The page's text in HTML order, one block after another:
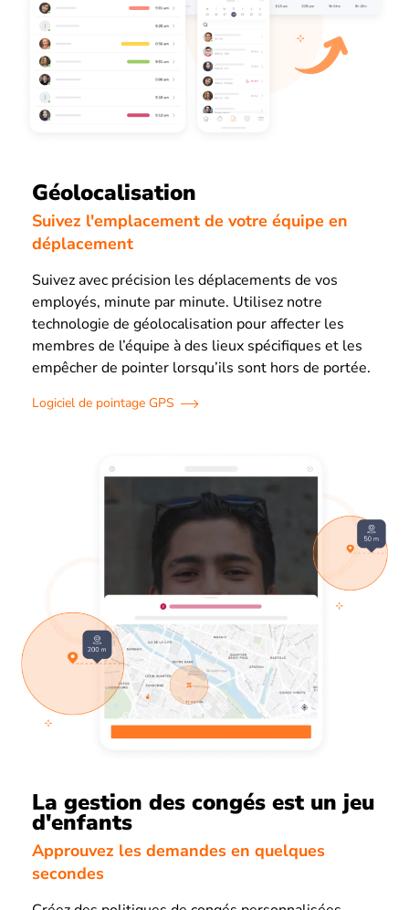
Géolocalisation
Suivez l'emplacement de votre équipe en
déplacement
Suivez avec précision les déplacements de vos
employés, minute par minute. Utilisez notre
technologie de géolocalisation pour affecter les
membres de l’équipe à des lieux spécifiques et les
empêcher de pointer lorsqu’ils sont hors de portée.
Logiciel de pointage GPS
La gestion des congés est un jeu
d'enfants
Approuvez les demandes en quelques
secondes